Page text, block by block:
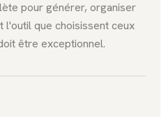
pour générer, organiser
l'outil que choisissent ceux
être exceptionnel.